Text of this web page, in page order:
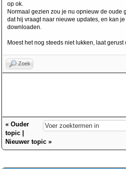
op ok.
Normaal gezien zou je nu opnieuw de oude
dat hij vraagt naar nieuwe updates, en kan
downloaden.
Moest het nog steeds niet lukken, laat
Zoek
« Ouder
topic
Nieuwer topic »